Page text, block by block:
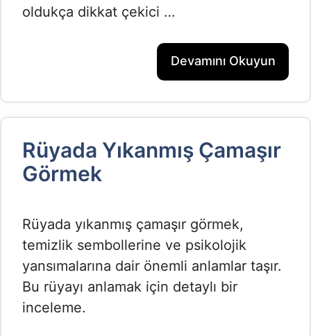
oldukça dikkat çekici …
Devamını Okuyun
Rüyada Yıkanmış Çamaşır
Görmek​
Rüyada yıkanmış çamaşır görmek,
temizlik sembollerine ve psikolojik
yansımalarına dair önemli anlamlar taşır.
Bu rüyayı anlamak için detaylı bir
inceleme.